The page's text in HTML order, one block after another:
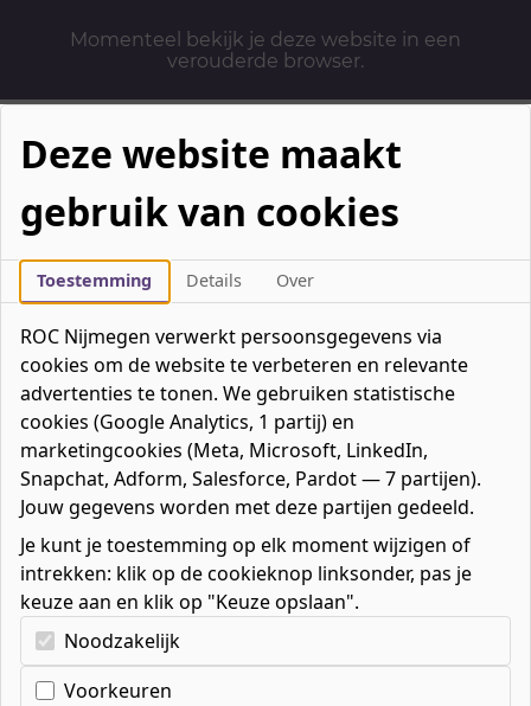
Momenteel bekijk je deze website in een
verouderde browser.
Mbo-opleidingen
Werken & Leren
Mavo / havo / vwo
Contact
Over ons
Bedrijven
Favorieten0favorieten
Mijn ROC
Zoeken
Home»Bedrijven
Deze website maakt
gebruik van cookies
Toestemming Details Over
ROC Nijmegen verwerkt persoonsgegevens via
cookies om de website te verbeteren en relevante
advertenties te tonen. We gebruiken statistische
cookies (Google Analytics, 1 partij) en
marketingcookies (Meta, Microsoft, LinkedIn,
Snapchat, Adform, Salesforce, Pardot — 7 partijen).
Jouw gegevens worden met deze partijen gedeeld.
Je kunt je toestemming op elk moment wijzigen of
intrekken: klik op de cookieknop linksonder, pas je
keuze aan en klik op "Keuze opslaan".
Kies uw cookie-voorkeuren
Noodzakelijk
Voorkeuren